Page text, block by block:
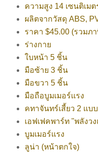
ความสูง 14 เซนติเมต
ผลิตจากวัสดุ ABS,
ราคา $45.00 (รวมภ
ร่างกาย
ใบหน้า 5 ชิ้น
มือซ้าย 3 ชิ้น
มือขวา 5 ชิ้น
มือถือบูมเมอร์แรง
คทาจันทร์เสี้ยว 2 แบบ
เอฟเฟคพาร์ท "พลังว
บูมเมอร์แรง
ลูน่า (หน้าตกใจ)